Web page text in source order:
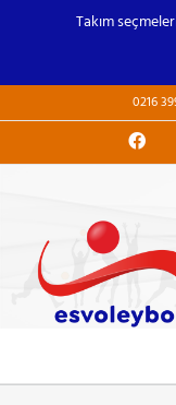
to
0216
Takım